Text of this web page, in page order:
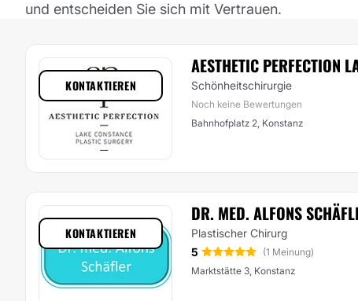
und entscheiden Sie sich mit Vertrauen.
AESTHETIC PERFECTION
Schönheitschirurgie
Noch keine Bewertungen
Bahnhofplatz 2, Konstanz
KONTAKTIEREN
DR. MED. ALFONS
Plastischer Chirurg
5
(1 Meinung)
Marktstätte 3, Konstanz
KONTAKTIEREN